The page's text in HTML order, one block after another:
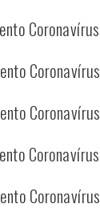
Coronavírus
Coronavírus
Coronavírus
Coronavírus
Coronavírus